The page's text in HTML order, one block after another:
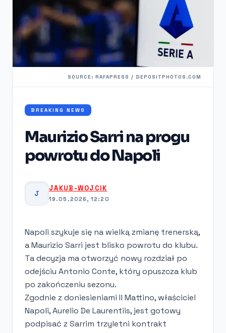
SOURCE: RAFAPRESS / DEPOSITPHOTOS.COM
BREAKING NEWS
Maurizio Sarri na progu
powrotu do Napoli
J
JAKUB-WOJCIK
19.05.2026, 12:20
Napoli szykuje się na wielką zmianę trenerską,
a Maurizio Sarri jest blisko powrotu do klubu.
Ta decyzja ma otworzyć nowy rozdział po
odejściu Antonio Conte, który opuszcza klub
po zakończeniu sezonu.
Zgodnie z doniesieniami Il Mattino, właściciel
Napoli, Aurelio De Laurentiis, jest gotowy
podpisać z Sarrim trzyletni kontrakt